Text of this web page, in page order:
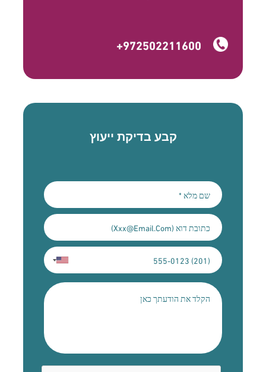
+972502211600
קבע בדיקת ייעוץ